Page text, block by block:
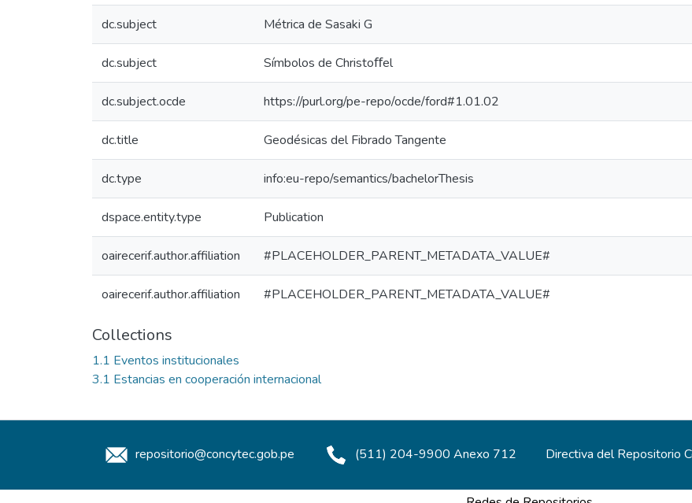
dc.subject Métrica de Sasaki G
dc.subject Símbolos de Christoﬀel
dc.subject.ocde https://purl.org/pe-repo/ocde/ford#1.01.02
dc.title Geodésicas del Fibrado Tangente
dc.type info:eu-repo/semantics/bachelorThesis
dspace.entity.type Publication
oairecerif.author.affiliation #PLACEHOLDER_PARENT_METADATA_VALUE#
oairecerif.author.affiliation #PLACEHOLDER_PARENT_METADATA_VALUE#
Collections
1.1 Eventos institucionales
3.1 Estancias en cooperación internacional
repositorio@concytec.gob.pe (511) 204-9900 Anexo 712 Directiva del Repositorio